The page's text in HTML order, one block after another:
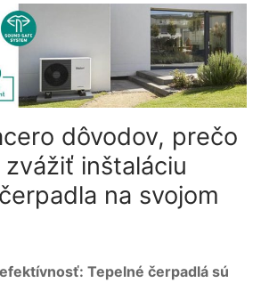
dôvodov, prečo
inštaláciu
na svojom
Tepelné čerpadlá sú